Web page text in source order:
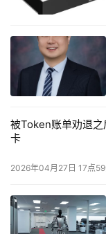
被Token账单劝退
卡
2026年04月27日 17点